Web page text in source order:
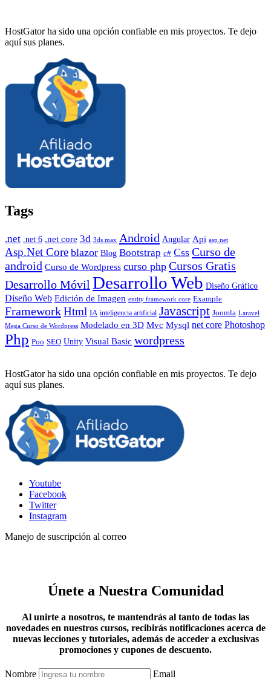
HostGator ha sido una opción confiable en mis proyectos. Te dejo
aquí sus planes.
Tags
.net .net 6 .net core 3d 3ds max Android Angular Api asp.net
Asp.Net Core blazor Blog Bootstrap c# Css Curso de
android Curso de Wordpress curso php Cursos Gratis
Desarrollo Móvil Desarrollo Web Diseño Gráfico
Diseño Web Edición de Imagen entity framework core Example
FrameworkHtml IA inteligencia artificial Javascript Joomla Laravel
Mega Curso de Wordpress Modelado en 3D Mvc Mysql net core Photoshop
Php Poo SEO Unity Visual Basic wordpress
HostGator ha sido una opción confiable en mis proyectos. Te dejo
aquí sus planes.
Youtube
Facebook
Twitter
Instagram
Manejo de suscripción al correo
Únete a Nuestra Comunidad
Al unirte a nosotros, te mantendrás al tanto de todas las
novedades en nuestros cursos, recibirás notificaciones acerca de
nuevas lecciones y tutoriales, además de acceder a exclusivas
promociones y cupones de descuento.
Nombre Email